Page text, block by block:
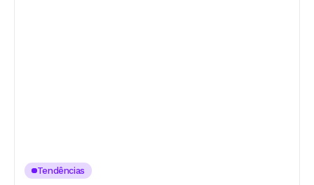
Tendências